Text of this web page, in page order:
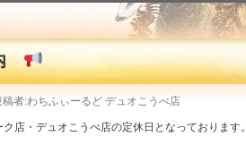
内
者:わちふぃーるど デュオこうべ店
店・デュオこうべ店の定休日となっております。